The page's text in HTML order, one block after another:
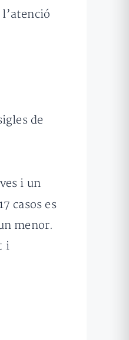
de
i un
casos es
menor.
i